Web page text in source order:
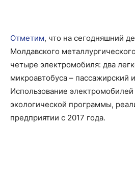
Отметим, что на сегодняшний
Молдавского
четыре электромобиля: два
микроавтобуса – пассажирский
Использование
экологической программы,
предприятии с 2017 года.